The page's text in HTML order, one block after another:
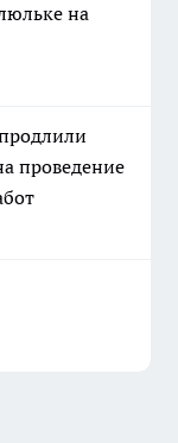
на
проведение